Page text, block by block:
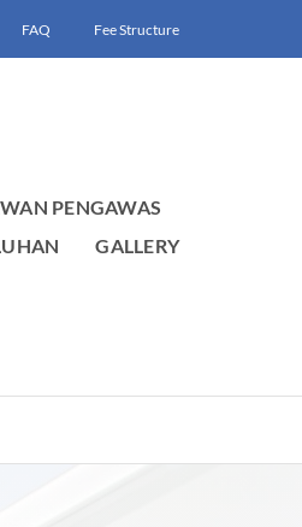
FAQ Fee Structure
PENGAWAS
GALLERY